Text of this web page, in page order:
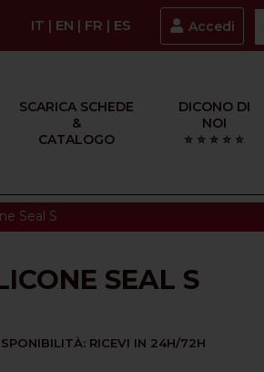
IT | EN | FR | ES Accedi
SCARICA SCHEDE
&
CATALOGO
DICONO DI
NOI
⭐ ⭐ ⭐ ⭐ ⭐
Seal S
SEAL S
RICEVI IN 24H/72H